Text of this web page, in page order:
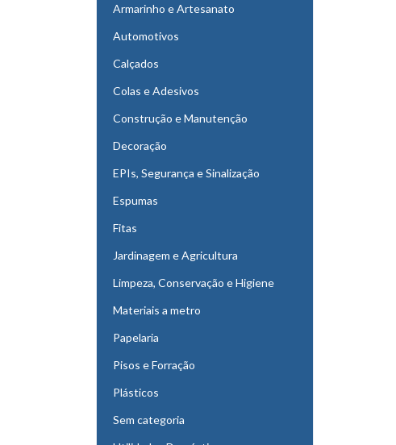
Armarinho e Artesanato
Automotivos
Calçados
Colas e Adesivos
Construção e Manutenção
Decoração
EPIs, Segurança e Sinalização
Espumas
Fitas
Jardinagem e Agricultura
Limpeza, Conservação e Higiene
Materiais a metro
Papelaria
Pisos e Forração
Plásticos
Sem categoria